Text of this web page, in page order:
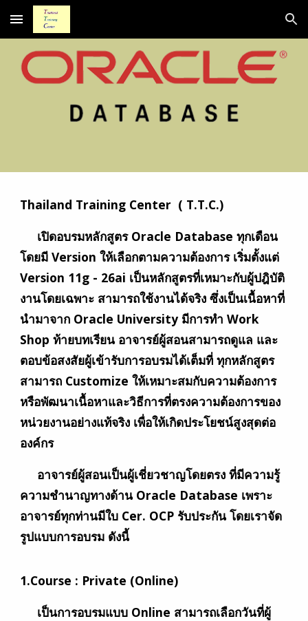
Skip to main content Skip to navigation
Thailand Training Center ( T.T.C.)
เปิดอบรมหลักสูตร Oracle Database ทุกเดือน
โดยมี Version ให้เลือกตามความต้องการ เริ่มตั้งแต่
Version 11g - 26ai เป็นหลักสูตรที่เหมาะกับผู้ปฎิบัติ
งานโดยเฉพาะ สามารถใช้งานได้จริง ซึ่งเป็นเนื้อหาที่
นำมาจาก Oracle University มีการทำ Work
Shop ท้ายบทเรียน อาจารย์ผู้สอนสามารถดูแล และ
ตอบข้อสงสัยผู้เข้ารับการอบรมได้เต็มที่ ทุกหลักสูตร
สามารถ Customize ให้เหมาะสมกับความต้องการ
หรือพัฒนาเนื้อหาและวิธีการที่ตรงความต้องการของ
หน่วยงานอย่างแท้จริง เพื่อให้เกิดประโยชน์สูงสุดต่อ
องค์กร
อาจารย์ผู้สอนเป็นผู้เชี่ยวชาญโดยตรง ที่มีความรู้
ความชำนาญทางด้าน Oracle Database เพราะ
อาจารย์ทุกท่านมีใบ Cer. OCP รับประกัน โดยเราจัด
รูปแบบการอบรม ดังนี้
1.Course : Private (Online)
เป็นการอบรมแบบ Online สามารถเลือกวันที่ผู้